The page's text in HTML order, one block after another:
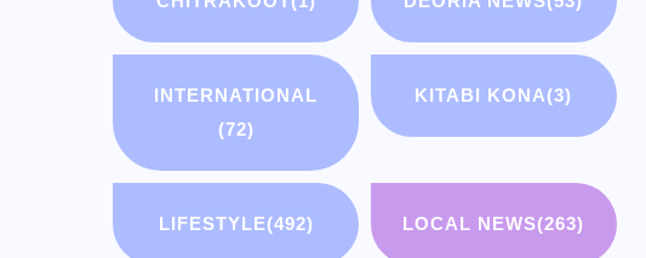
INTERNATIONAL
(72)
KITABI KONA(3)
LIFESTYLE(492) LOCAL NEWS(263)